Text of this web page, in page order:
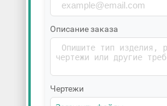
Описание заказа
Чертежи